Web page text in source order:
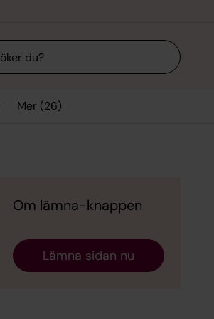
Mer (26)
Om lämna-knappen
Lämna sidan nu